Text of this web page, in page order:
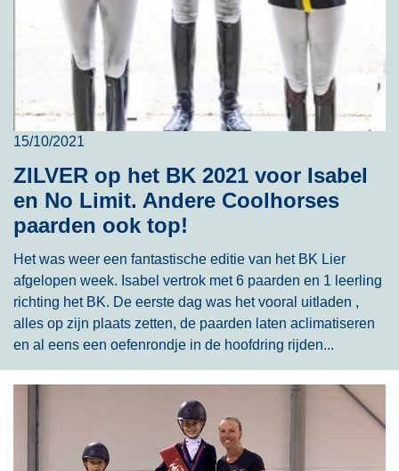
15/10/2021
ZILVER op het BK 2021 voor Isabel
en No Limit. Andere Coolhorses
paarden ook top!
Het was weer een fantastische editie van het BK Lier
afgelopen week. Isabel vertrok met 6 paarden en 1 leerling
richting het BK. De eerste dag was het vooral uitladen ,
alles op zijn plaats zetten, de paarden laten aclimatiseren
en al eens een oefenrondje in de hoofdring rijden...